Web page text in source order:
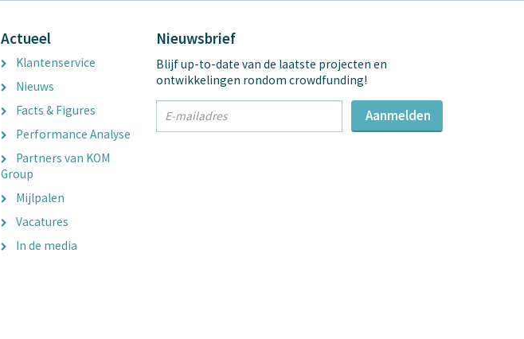
Actueel
Klantenservice
Nieuws
Facts & Figures
Performance Analyse
Partners van KOM
Group
Mijlpalen
Vacatures
In de media
Nieuwsbrief
Blijf up-to-date van de laatste projecten en
ontwikkelingen rondom crowdfunding!
Email
Aanmelden